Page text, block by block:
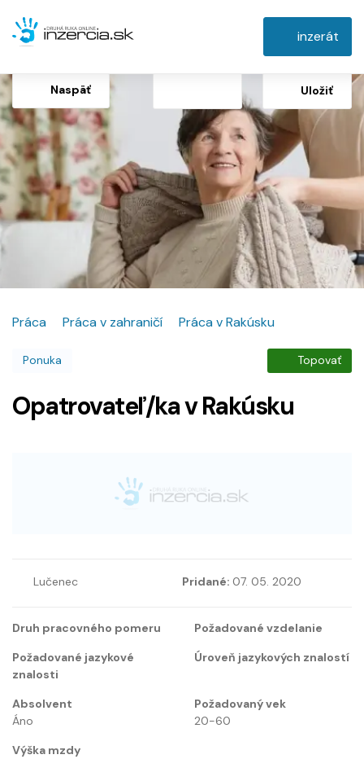
inzerát
Naspäť Uložiť
Práca Práca v zahraničí Práca v Rakúsku
Ponuka Topovať
Opatrovateľ/ka v Rakúsku
Lučenec Pridané: 07. 05. 2020
Druh pracovného pomeru
Požadované vzdelanie
Požadované jazykové
znalosti
Úroveň jazykových znalostí
Absolvent
Áno
Požadovaný vek
20-60
Výška mzdy